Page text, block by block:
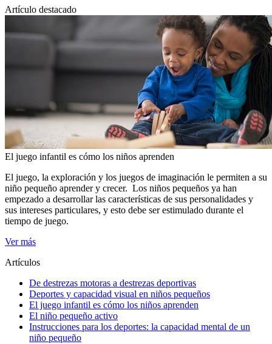
Artículo destacado
El juego infantil es cómo los niños aprenden
​El juego, la exploración y los juegos de imaginación le permiten a su
niño pequeño aprender y crecer. Los niños pequeños ya han
empezado a desarrollar las características de sus personalidades y
sus intereses particulares, y esto debe ser estimulado durante el
tiempo de juego.
Ver más
Artículos
De destrezas motoras a destrezas deportivas
Deportes y capacidad visual en niños pequeños
El juego infantil es cómo los niños aprenden
El niño pequeño activo
Instrucciones para los deportes: la capacidad mental de un
niño pequeño